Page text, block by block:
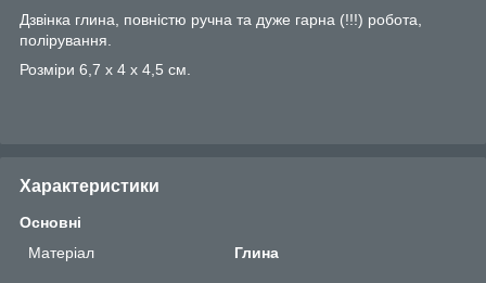
Дзвінка глина, повністю ручна та дуже гарна (!!!) робота,
полірування.
Розміри 6,7 х 4 х 4,5 см.
Характеристики
Основні
Матеріал
Глина